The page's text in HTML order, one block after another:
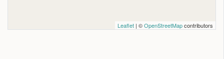
Leaflet | ©OpenStreetMapcontributors